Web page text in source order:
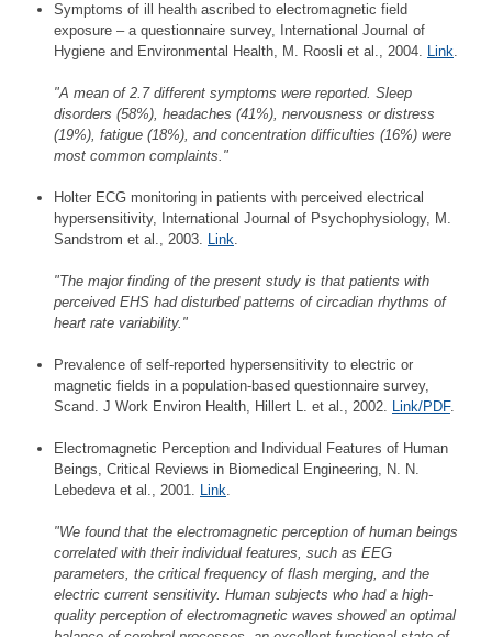
Symptoms of ill health ascribed to electromagnetic field
exposure – a questionnaire survey, International Journal of
Hygiene and Environmental Health, M. Roosli et al., 2004. Link.
"A mean of 2.7 different symptoms were reported. Sleep
disorders (58%), headaches (41%), nervousness or distress
(19%), fatigue (18%), and concentration difficulties (16%) were
most common complaints."
Holter ECG monitoring in patients with perceived electrical
hypersensitivity, International Journal of Psychophysiology, M.
Sandstrom et al., 2003. Link.
"The major finding of the present study is that patients with
perceived EHS had disturbed patterns of circadian rhythms of
heart rate variability."
Prevalence of self-reported hypersensitivity to electric or
magnetic fields in a population-based questionnaire survey,
Scand. J Work Environ Health, Hillert L. et al., 2002. Link/PDF.
Electromagnetic Perception and Individual Features of Human
Beings, Critical Reviews in Biomedical Engineering, N. N.
Lebedeva et al., 2001. Link.
"We found that the electromagnetic perception of human beings
correlated with their individual features, such as EEG
parameters, the critical frequency of flash merging, and the
electric current sensitivity. Human subjects who had a high-
quality perception of electromagnetic waves showed an optimal